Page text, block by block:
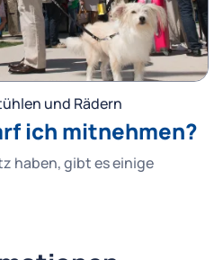
und Rädern
ich mitnehmen?
haben, gibt es einige